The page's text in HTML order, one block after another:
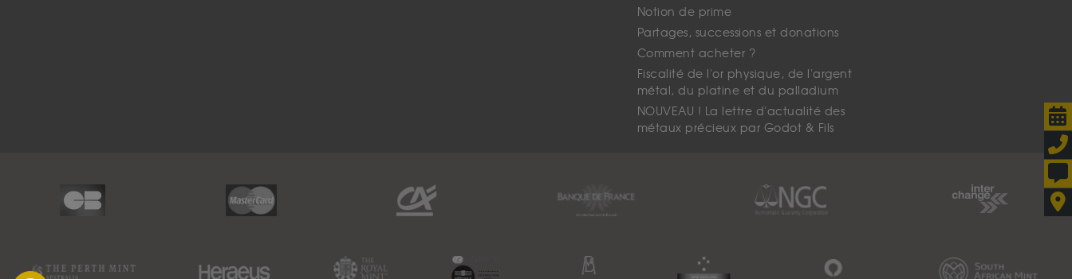
Notion de prime
Partages, successions et donations
Comment acheter ?
Fiscalité de l'or physique, de l'argent
métal, du platine et du palladium
NOUVEAU ! La lettre d'actualité des
métaux précieux par Godot & Fils